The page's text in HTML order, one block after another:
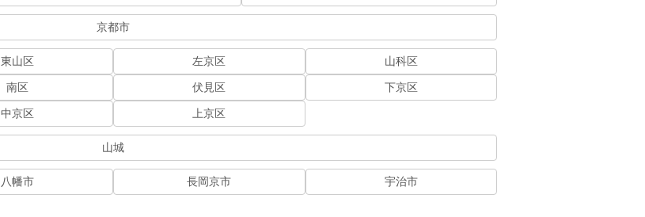
京都市
東山区 左京区 山科区
南区 伏見区 下京区
中京区 上京区
山城
八幡市 長岡京市 宇治市